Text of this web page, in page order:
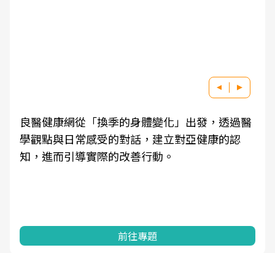
良醫健康網從「換季的身體變化」出發，透過醫
學觀點與日常感受的對話，建立對亞健康的認
知，進而引導實際的改善行動。
前往專題